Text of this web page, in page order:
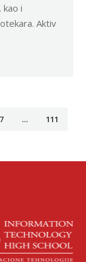
i
Aktiv
… 111